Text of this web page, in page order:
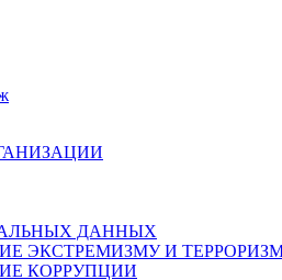
ДАННЫХ
ЭКСТРЕМИЗМУ И
КОРРУПЦИИ